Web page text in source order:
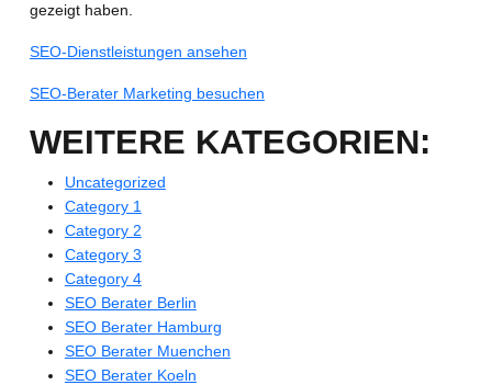
gezeigt haben.
SEO-Dienstleistungen ansehen
SEO-Berater Marketing besuchen
WEITERE KATEGORIEN:
Uncategorized
Category 1
Category 2
Category 3
Category 4
SEO Berater Berlin
SEO Berater Hamburg
SEO Berater Muenchen
SEO Berater Koeln